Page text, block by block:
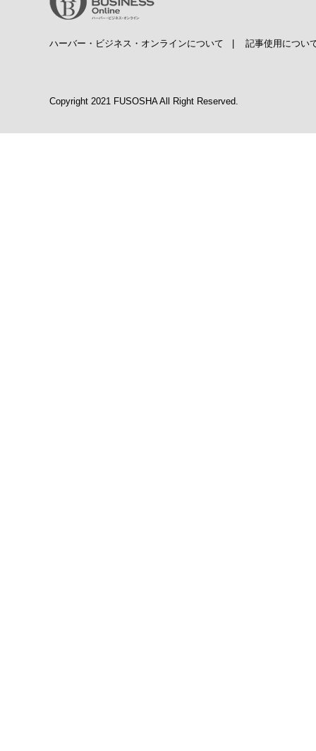
ハーバー・ビジネス・オンラインについて 記事使用につい
Copyright 2021 FUSOSHA All Right Reserved.